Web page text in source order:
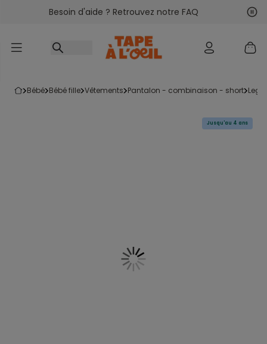
Accéder au contenu
Besoin d'aide ? Retrouvez notre FAQ
bébé bébé fille vêtements pantalon - combinaison - short
Jusqu'au 4 ans